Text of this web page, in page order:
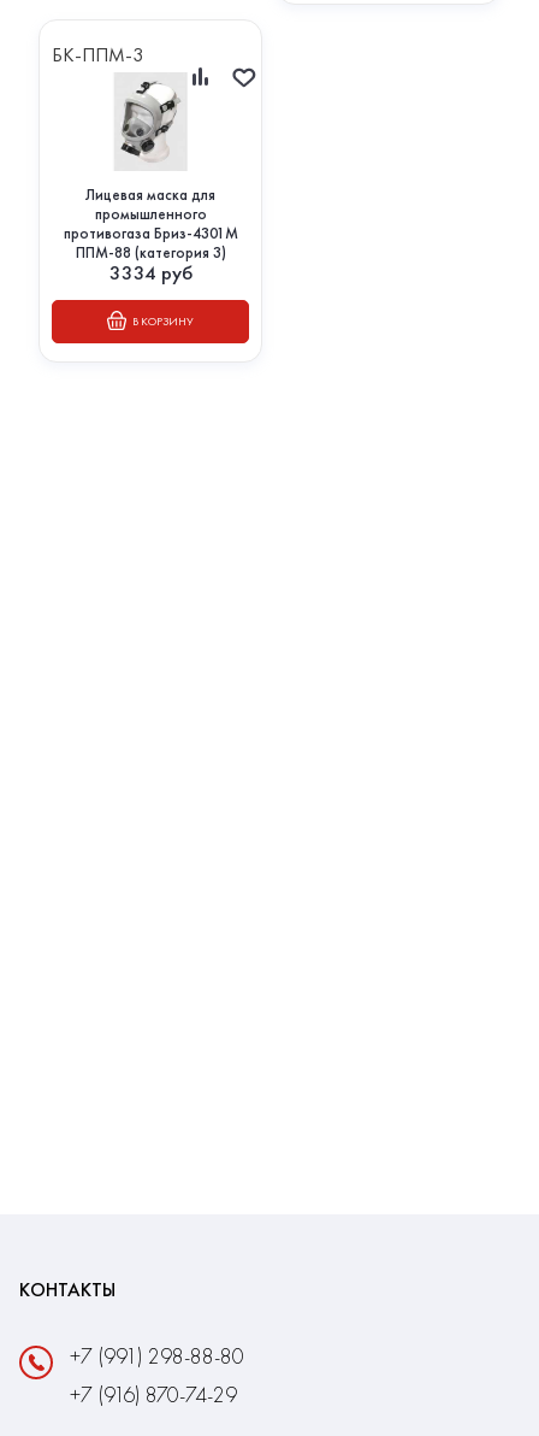
БК-ППМ-3
Лицевая маска для
промышленного
противогаза Бриз-4301М
ППМ-88 (категория 3)
3334 руб
В КОРЗИНУ
КОНТАКТЫ
+7 (991) 298-88-80
+7 (916) 870-74-29